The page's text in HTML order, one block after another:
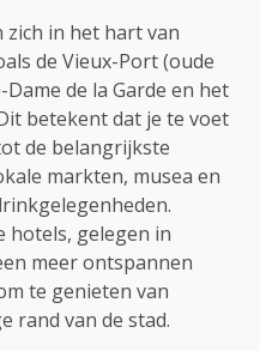
zich in het hart van
de Vieux-Port (oude
de la Garde en het
betekent dat je te voet
de belangrijkste
markten, musea en
hotels, gelegen in
meer ontspannen
te genieten van
rand van de stad.